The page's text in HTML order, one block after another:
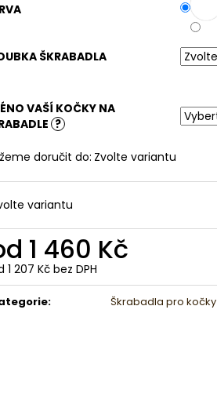
ŠKRABADLA
VAŠÍ KOČKY NA
?
doručit do: Zvolte variantu
variantu
1 460 Kč
1 207 Kč bez DPH
: Škrabadla pro kočky